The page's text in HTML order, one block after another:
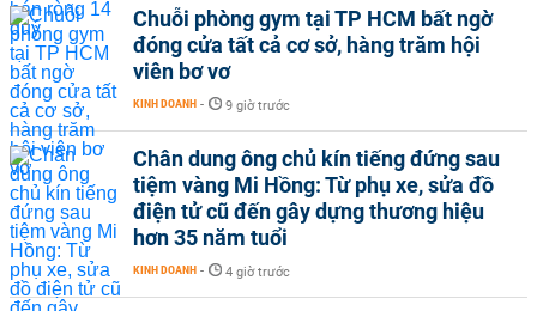
Chuỗi phòng gym tại TP HCM bất ngờ
đóng cửa tất cả cơ sở, hàng trăm hội
viên bơ vơ
KINH DOANH - 9 giờ trước
Chân dung ông chủ kín tiếng đứng sau
tiệm vàng Mi Hồng: Từ phụ xe, sửa đồ
điện tử cũ đến gây dựng thương hiệu
hơn 35 năm tuổi
KINH DOANH - 4 giờ trước